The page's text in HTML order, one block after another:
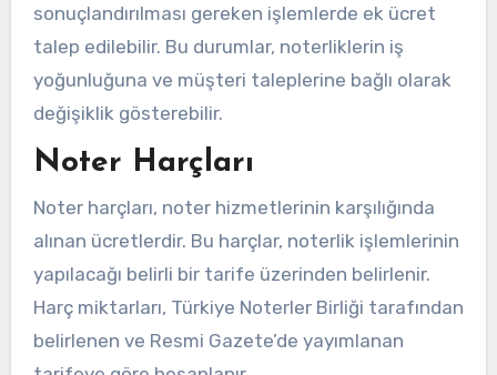
sonuçlandırılması gereken işlemlerde ek ücret
talep edilebilir. Bu durumlar, noterliklerin iş
yoğunluğuna ve müşteri taleplerine bağlı olarak
değişiklik gösterebilir.
Noter Harçları
Noter harçları, noter hizmetlerinin karşılığında
alınan ücretlerdir. Bu harçlar, noterlik işlemlerinin
yapılacağı belirli bir tarife üzerinden belirlenir.
Harç miktarları, Türkiye Noterler Birliği tarafından
belirlenen ve Resmi Gazete’de yayımlanan